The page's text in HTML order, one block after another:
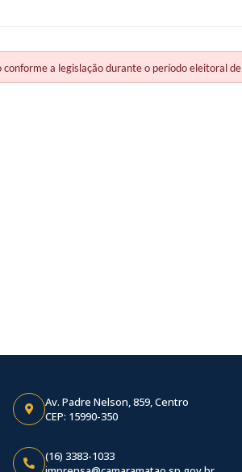
conforme a legislação durante o período eleitoral de
Av. Padre Nelson, 859, Centro
CEP: 15990-350
(16) 3383-1033